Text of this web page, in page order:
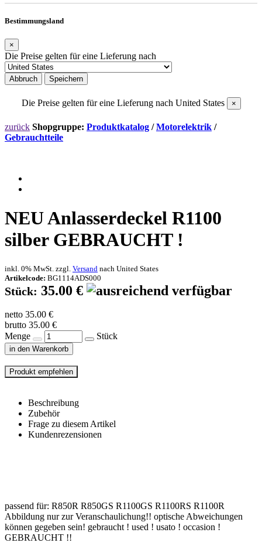
Bestimmungsland
×
Die Preise gelten für eine Lieferung nach
Abbruch Speichern
Die Preise gelten für eine Lieferung nach United States ×
zurück Shopgruppe: Produktkatalog /Motorelektrik /
Gebrauchtteile
NEUAnlasserdeckel R1100
silber GEBRAUCHT !
inkl. 0% MwSt. zzgl. Versand nach United States
Artikelcode: BG1114ADS000
Stück: 35.00 €
netto 35.00 €
brutto 35.00 €
Menge
Stück
in den Warenkorb
Beschreibung
Zubehör
Frage zu diesem Artikel
Kundenrezensionen
passend für: R850R R850GS R1100GS R1100RS R1100R
Abbildung nur zur Veranschaulichung!! optische Abweichungen
können gegeben sein! gebraucht ! used ! usato ! occasion !
GEBRAUCHT !!